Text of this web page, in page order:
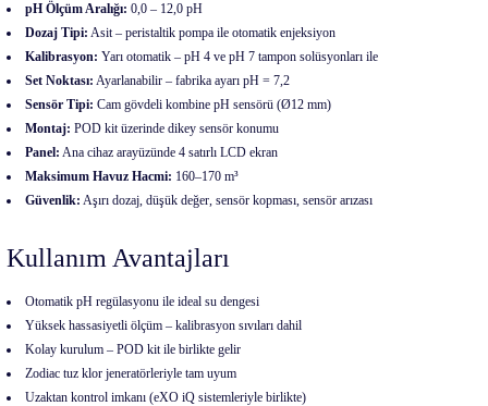
pH Ölçüm Aralığı: 0,0 – 12,0 pH
Dozaj Tipi: Asit – peristaltik pompa ile otomatik enjeksiyon
Kalibrasyon: Yarı otomatik – pH 4 ve pH 7 tampon solüsyonları ile
Set Noktası: Ayarlanabilir – fabrika ayarı pH = 7,2
Sensör Tipi: Cam gövdeli kombine pH sensörü (Ø12 mm)
Montaj: POD kit üzerinde dikey sensör konumu
Panel: Ana cihaz arayüzünde 4 satırlı LCD ekran
Maksimum Havuz Hacmi: 160–170 m³
Güvenlik: Aşırı dozaj, düşük değer, sensör kopması, sensör arızası
Kullanım Avantajları
Otomatik pH regülasyonu ile ideal su dengesi
Yüksek hassasiyetli ölçüm – kalibrasyon sıvıları dahil
Kolay kurulum – POD kit ile birlikte gelir
Zodiac tuz klor jeneratörleriyle tam uyum
Uzaktan kontrol imkanı (eXO iQ sistemleriyle birlikte)